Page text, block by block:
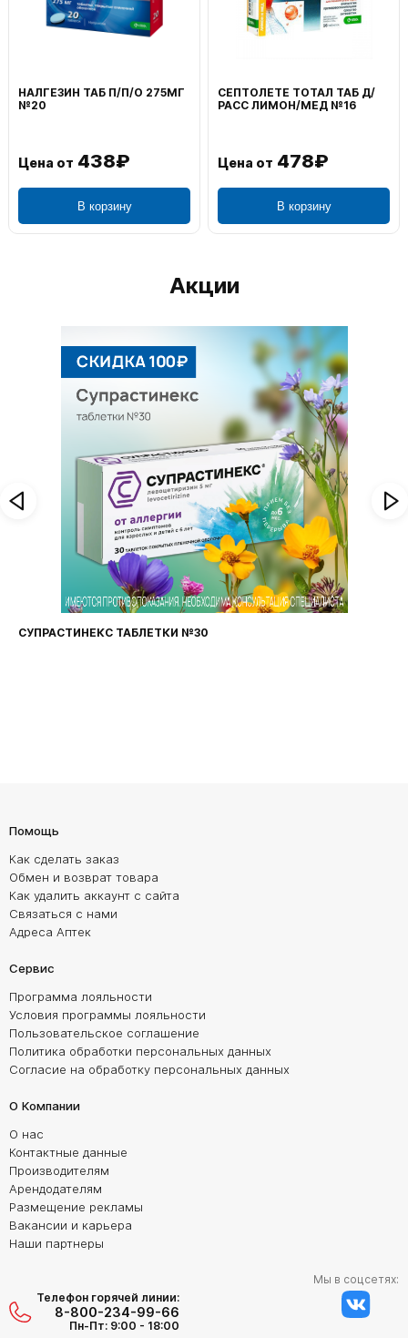
НАЛГЕЗИН ТАБ П/П/О 275МГ
№20
Цена от 438₽
В корзину
СЕПТОЛЕТЕ ТОТАЛ ТАБ Д/
РАСС ЛИМОН/МЕД №16
Цена от 478₽
В корзину
Акции
СУПРАСТИНЕКС ТАБЛЕТКИ №30
Помощь
Как сделать заказ
Обмен и возврат товара
Как удалить аккаунт с сайта
Связаться с нами
Адреса Аптек
Сервис
Программа лояльности
Условия программы лояльности
Пользовательское соглашение
Политика обработки персональных данных
Согласие на обработку персональных данных
О Компании
О нас
Контактные данные
Производителям
Арендодателям
Размещение рекламы
Вакансии и карьера
Наши партнеры
Телефон горячей линии:
8-800-234-99-66
Пн-Пт: 9:00 - 18:00
Мы в соцсетях: